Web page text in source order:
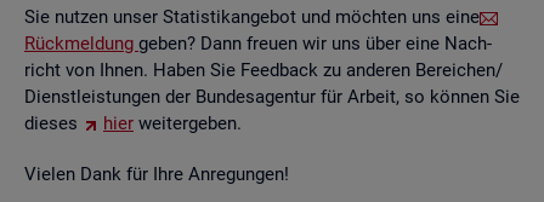
Sie nut­zen unser Sta­tis­tik­an­ge­bot und möch­ten uns eine
Rück­mel­dung geben? Dann freu­en wir uns über eine Nach­
richt von Ihnen. Haben Sie Feed­back zu an­de­ren Be­rei­chen/
Dienst­leis­tun­gen der Bun­des­agen­tur für Ar­beit, so kön­nen Sie
die­ses
hier wei­ter­ge­ben.
Vie­len Dank für Ihre An­re­gun­gen!